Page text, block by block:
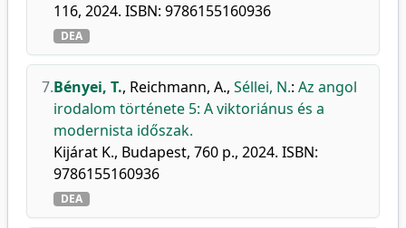
116, 2024. ISBN: 9786155160936
DEA
7.Bényei, T., Reichmann, A., Séllei, N.: Az angol
irodalom története 5: A viktoriánus és a
modernista időszak.
Kijárat K., Budapest, 760 p., 2024. ISBN:
9786155160936
DEA